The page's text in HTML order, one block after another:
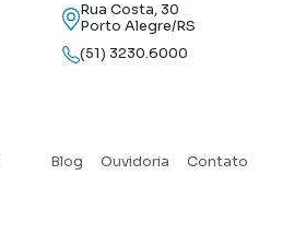
Rua Costa, 30
Porto Alegre/RS
(51) 3230.6000
Blog Ouvidoria Contato